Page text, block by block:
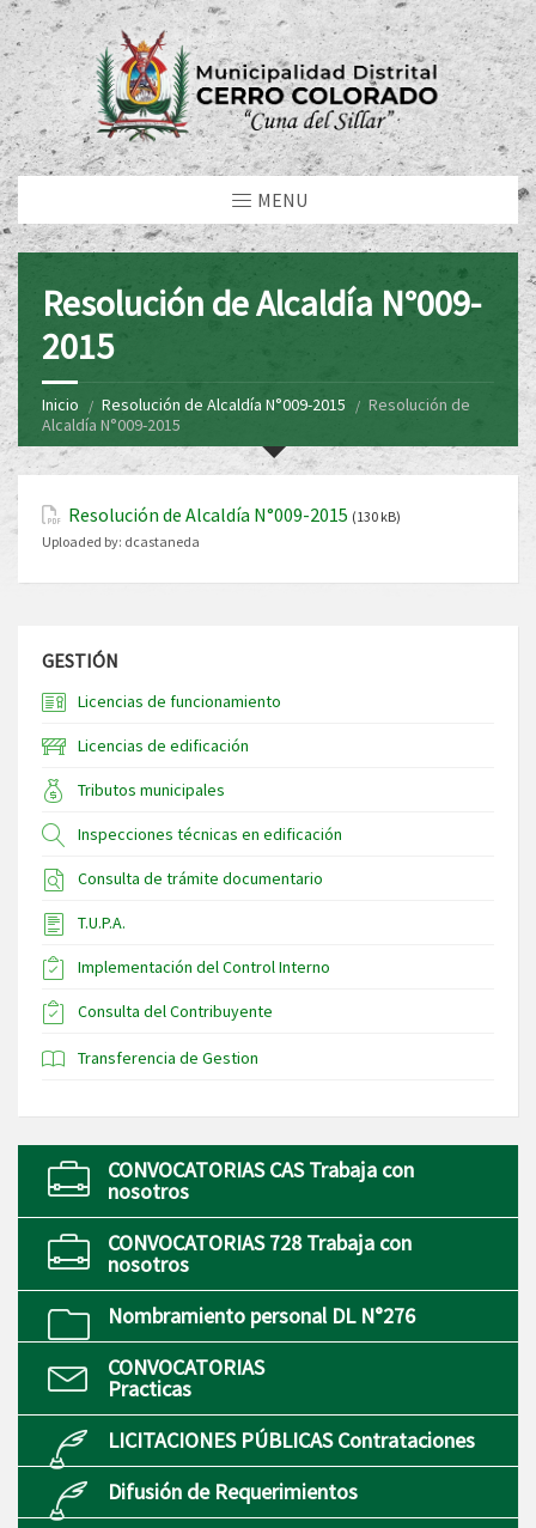
MENU
Resolución de Alcaldía N°009-
2015
Inicio Resolución de Alcaldía N°009-2015
Resolución de
Alcaldía N°009-2015
Resolución de Alcaldía N°009-2015 (130 kB)
Uploaded by: dcastaneda
GESTIÓN
Licencias de funcionamiento
Licencias de edificación
Tributos municipales
Inspecciones técnicas en edificación
Consulta de trámite documentario
T.U.P.A.
Implementación del Control Interno
Consulta del Contribuyente
Transferencia de Gestion
CONVOCATORIAS CAS Trabaja con
nosotros
CONVOCATORIAS 728 Trabaja con
nosotros
Nombramiento personal DL N°276
CONVOCATORIAS
Practicas
LICITACIONES PÚBLICAS Contrataciones
Difusión de Requerimientos